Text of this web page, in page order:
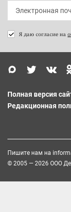
Я даю согласие на
Полная версия
Редакционная
Пишите нам на
© 2005 — 2026 ООО